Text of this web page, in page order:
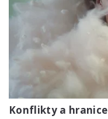
Konflikty a hranice